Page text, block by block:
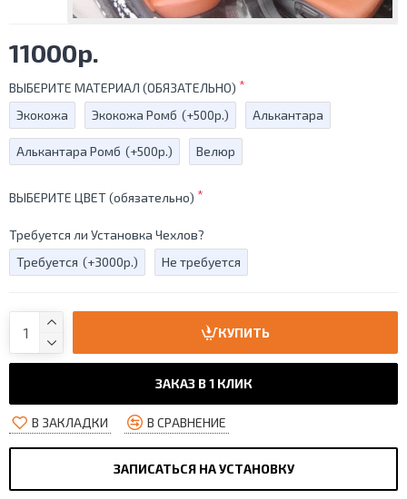
11000р.
ВЫБЕРИТЕ МАТЕРИАЛ (ОБЯЗАТЕЛЬНО)
Экокожа
Экокожа Ромб (+500р.) Алькантара
Алькантара Ромб (+500р.) Велюр
ВЫБЕРИТЕ ЦВЕТ (обязательно)
Требуется ли Установка Чехлов?
Требуется (+3000р.) Не требуется
КУПИТЬ
ЗАКАЗ В 1 КЛИК
В ЗАКЛАДКИ В СРАВНЕНИЕ
ЗАПИСАТЬСЯ НА УСТАНОВКУ